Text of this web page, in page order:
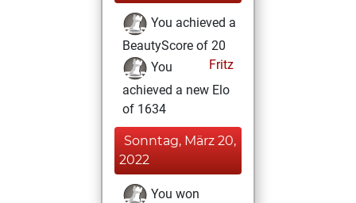
You achieved a
BeautyScore of 20
Fritz
You
achieved a new Elo
of 1634
Sonntag, März 20,
2022
You won